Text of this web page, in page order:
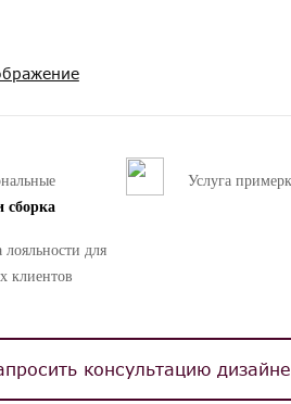
сборка
Услуга
для
клиентов
консультацию